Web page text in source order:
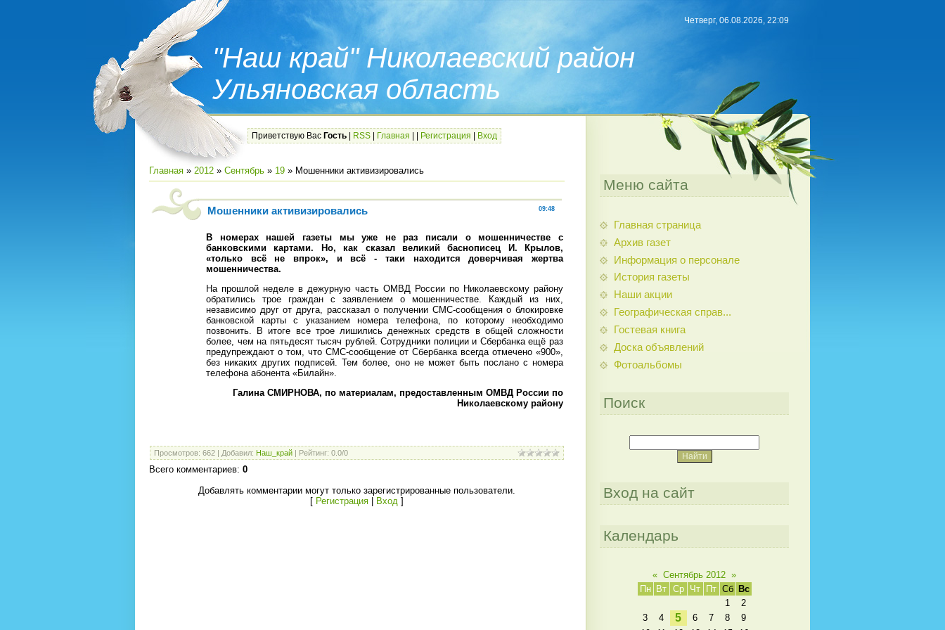
"Наш край" Николаевский район
Ульяновская область
Четверг, 06.08.2026, 22:09
Приветствую Вас Гость RSS Главная Регистрация Вход
Главная » 2012 » Сентябрь » 19 » Мошенники активизировались
09:48
Мошенники активизировались
В номерах нашей газеты мы уже не раз писали о мошенничестве с
банковскими картами. Но, как сказал великий баснописец И. Крылов,
«только всё не впрок», и всё - таки находится доверчивая жертва
мошенничества.
На прошлой неделе в дежурную часть ОМВД России по Николаевскому району
обратились трое граждан с заявлением о мошенничестве. Каждый из них,
независимо друг от друга, рассказал о получении СМС-сообщения о блокировке
банковской карты с указанием номера телефона, по которому необходимо
позвонить. В итоге все трое лишились денежных средств в общей сложности
более, чем на пятьдесят тысяч рублей. Сотрудники полиции и Сбербанка ещё раз
предупреждают о том, что СМС-сообщение от Сбербанка всегда отмечено «900»,
без никаких других подписей. Тем более, оно не может быть послано с номера
телефона абонента «Билайн».
Галина СМИРНОВА, по материалам, предоставленным ОМВД России по
Николаевскому району
Просмотров: 662 Добавил: Наш_край Рейтинг: 0.0/0
Всего комментариев: 0
Добавлять комментарии могут только зарегистрированные пользователи.
[ Регистрация Вход ]
Меню сайта
Главная страница
Архив газет
Информация о персонале
История газеты
Наши акции
Географическая справ...
Гостевая книга
Доска объявлений
Фотоальбомы
Поиск
Вход на сайт
Календарь
« Сентябрь 2012 »
Пн
Вт Ср Чт Пт Сб
Вс
1
2
3
4 5 6 7 8
9